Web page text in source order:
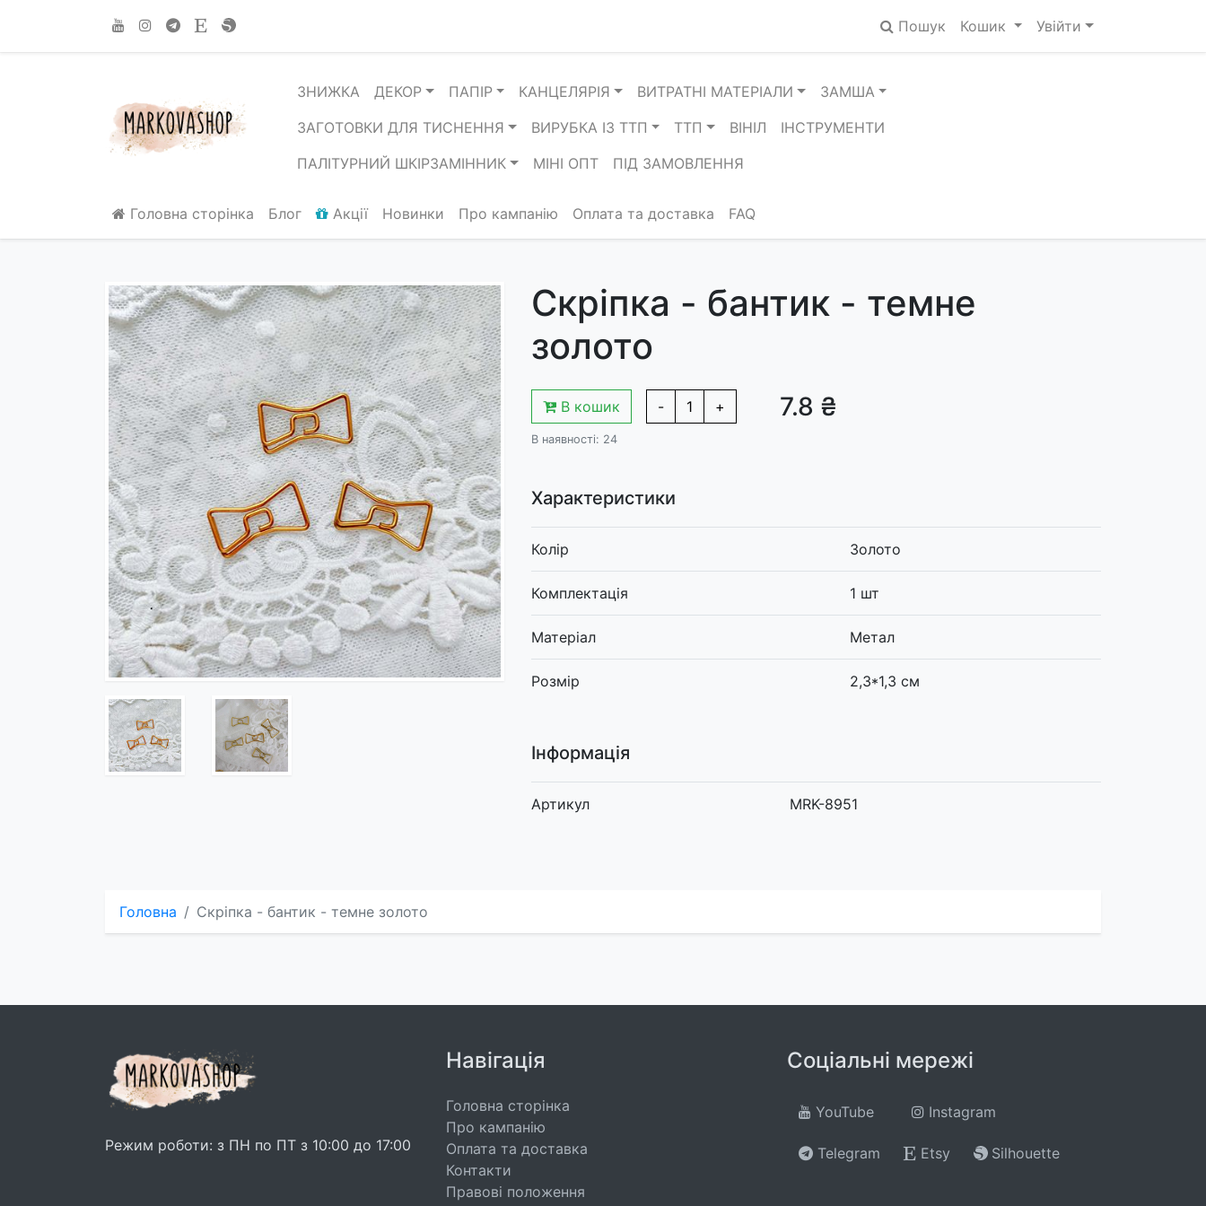
Пошук Кошик Увійти
ЗНИЖКА ДЕКОР ПАПІР КАНЦЕЛЯРІЯ ВИТРАТНІ МАТЕРІАЛИ
ЗАМША
ЗАГОТОВКИ ДЛЯ ТИСНЕННЯ
ВИРУБКА ІЗ ТТП ТТП ВІНІЛ
ІНСТРУМЕНТИ
ПАЛІТУРНИЙ ШКІРЗАМІННИК
МІНІ ОПТ ПІД ЗАМОВЛЕННЯ
Головна сторінка Блог Акції Новинки Про кампанію Оплата та доставка FAQ
Скріпка - бантик - темне
золото
В кошик - 1 + 7.8 ₴
В наявності: 24
Характеристики
Колір Золото
Комплектація 1 шт
Матеріал Метал
Розмір 2,3*1,3 см
Інформація
Артикул MRK-8951
Головна Скріпка - бантик - темне золото
Режим роботи: з ПН по ПТ з 10:00 до 17:00
Навігація
Головна сторінка
Про кампанію
Оплата та доставка
Контакти
Правові положення
Соціальні мережі
YouTube Instagram
Telegram Etsy Silhouette